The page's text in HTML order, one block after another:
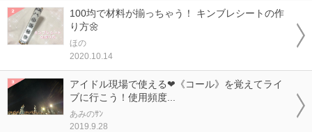
100均で材料が揃っちゃう！ キンブレシートの作
り方🌼
ほの
2020.10.14
アイドル現場で使える❤《コール》を覚えてライ
ブに行こう！使用頻度...
あみのｻﾝ
2019.9.28